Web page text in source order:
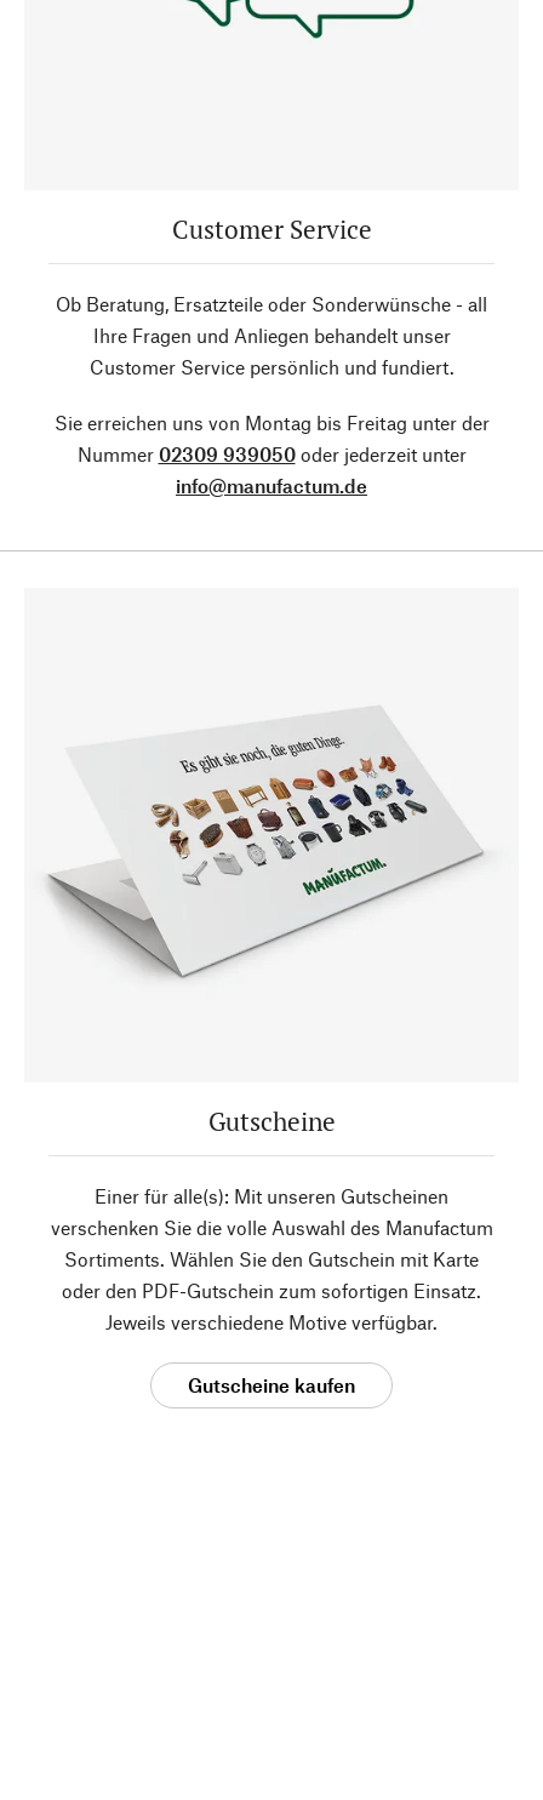
Customer Service
Ob Beratung, Ersatzteile oder Sonderwünsche - all
Ihre Fragen und Anliegen behandelt unser
Customer Service persönlich und fundiert.
Sie erreichen uns von Montag bis Freitag unter der
Nummer 02309 939050oder jederzeit unter
info@manufactum.de
Gutscheine
Einer für alle(s): Mit unseren Gutscheinen
verschenken Sie die volle Auswahl des Manufactum
Sortiments. Wählen Sie den Gutschein mit Karte
oder den PDF-Gutschein zum sofortigen Einsatz.
Jeweils verschiedene Motive verfügbar.
Gutscheine kaufen